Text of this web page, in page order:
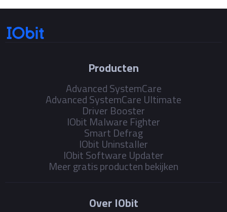
Producten
Advanced SystemCare
Advanced SystemCare Ultimate
Driver Booster
IObit Malware Fighter
Smart Defrag
IObit Uninstaller
IObit Software Updater
Meer gratis producten bekijken
Over IObit